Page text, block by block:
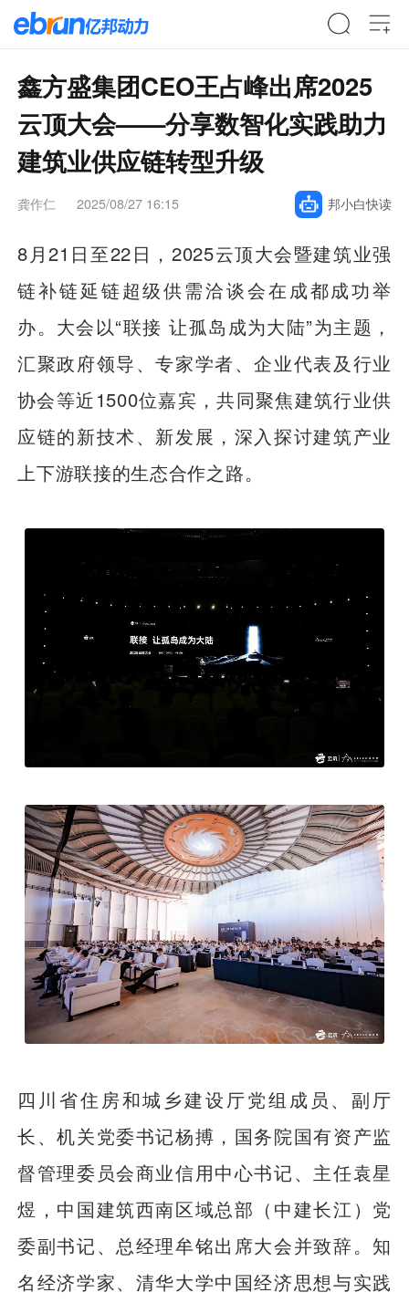
鑫方盛集团CEO王占峰出席2025
云顶大会——分享数智化实践助力
建筑业供应链转型升级
龚作仁 2025/08/27 16:15 邦小白快读
8月21日至22日，2025云顶大会暨建筑业强
链补链延链超级供需洽谈会在成都成功举
办。大会以“联接 让孤岛成为大陆”为主题，
汇聚政府领导、专家学者、企业代表及行业
协会等近1500位嘉宾，共同聚焦建筑行业供
应链的新技术、新发展，深入探讨建筑产业
上下游联接的生态合作之路。
四川省住房和城乡建设厅党组成员、副厅
长、机关党委书记杨搏，国务院国有资产监
督管理委员会商业信用中心书记、主任袁星
煜，中国建筑西南区域总部（中建长江）党
委副书记、总经理牟铭出席大会并致辞。知
名经济学家、清华大学中国经济思想与实践